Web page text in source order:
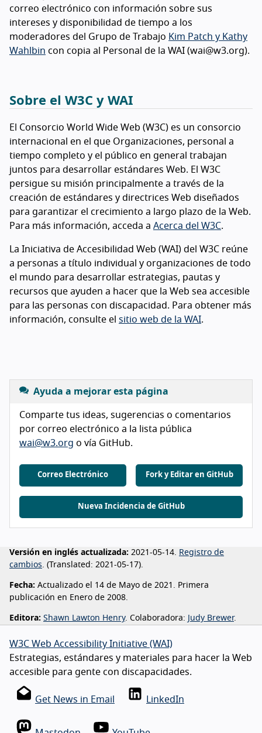
correo electrónico con información sobre sus
intereses y disponibilidad de tiempo a los
moderadores del Grupo de Trabajo Kim Patch y Kathy
Wahlbin con copia al Personal de la WAI (wai@w3.org).
Sobre el W3C y WAI
El Consorcio World Wide Web (W3C) es un consorcio
internacional en el que Organizaciones, personal a
tiempo completo y el público en general trabajan
juntos para desarrollar estándares Web. El W3C
persigue su misión principalmente a través de la
creación de estándares y directrices Web diseñados
para garantizar el crecimiento a largo plazo de la Web.
Para más información, acceda a Acerca del W3C.
La Iniciativa de Accesibilidad Web (WAI) del W3C reúne
a personas a título individual y organizaciones de todo
el mundo para desarrollar estrategias, pautas y
recursos que ayuden a hacer que la Web sea accesible
para las personas con discapacidad. Para obtener más
información, consulte el sitio web de la WAI.
Ayuda a mejorar esta página
Comparte tus ideas, sugerencias o comentarios
por correo electrónico a la lista pública
wai@w3.org o vía GitHub.
Correo Electrónico Fork y Editar en GitHub
Nueva Incidencia de GitHub
Versión en inglés actualizada: 2021-05-14.
Registro de
cambios . (Translated: 2021-05-17).
Fecha: Actualizado el 14 de Mayo de 2021. Primera
publicación en Enero de 2008.
Editora: Shawn Lawton Henry. Colaboradora: Judy Brewer.
W3C Web Accessibility Initiative (WAI)
Estrategias, estándares y materiales para hacer la Web
accesible para gente con discapacidades.
Get News in Email LinkedIn